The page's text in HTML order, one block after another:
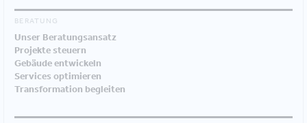
BERATUNG
Unser Beratungsansatz
Projekte steuern
Gebäude entwickeln
Services optimieren
Transformation begleiten